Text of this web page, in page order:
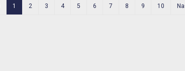
1 2 3 4 5 6 7 8 9 10